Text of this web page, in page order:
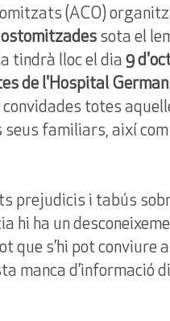
(ACO)
ostomitzades sota el
tindrà lloc el dia 9
de l'Hospital
convidades totes
seus familiars, així com
prejudicis i tabús
hi ha un
que s’hi pot conviure
manca d’informació